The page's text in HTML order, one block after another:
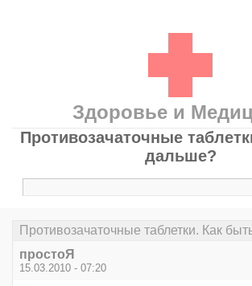
Здоровье и
Противозачаточные
дальше?
Противозачаточные таблетки. Как
простоЯ
15.03.2010 - 07:20